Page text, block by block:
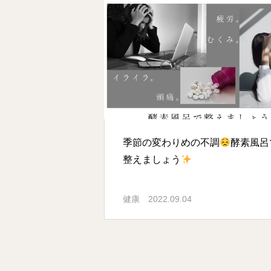
季節の変わりめの不調
酵素風
整えましょう
健康 2022.09.04